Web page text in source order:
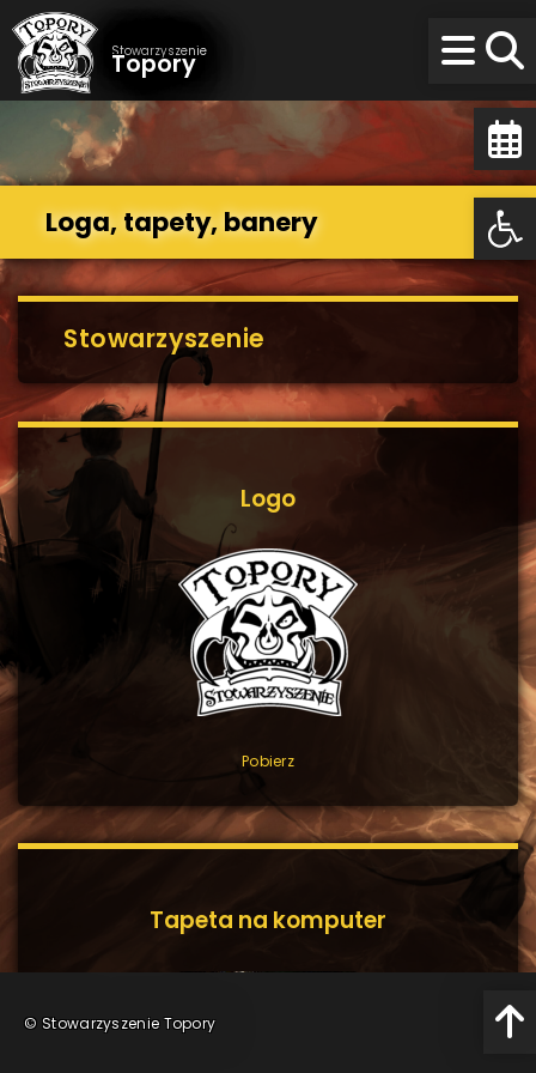
Stowarzyszenie
Topory
© Stowarzyszenie Topory
Loga, tapety, banery
Stowarzyszenie
Logo
Pobierz
Tapeta na komputer